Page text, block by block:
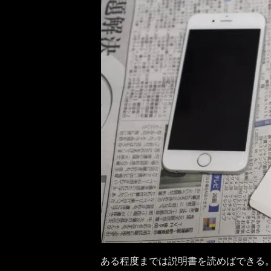
ある程度までは説明書を読めばできる